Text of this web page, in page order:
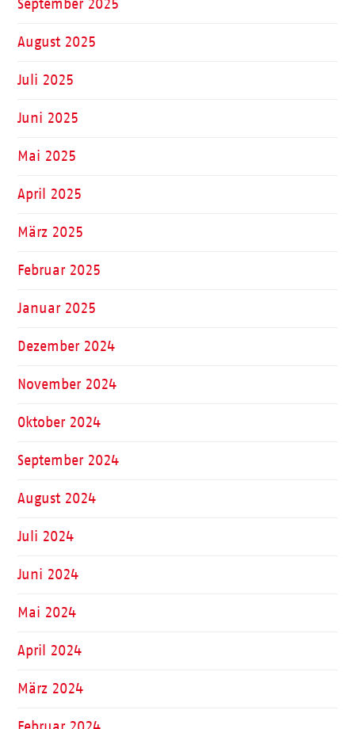
September 2025
August 2025
Juli 2025
Juni 2025
Mai 2025
April 2025
März 2025
Februar 2025
Januar 2025
Dezember 2024
November 2024
Oktober 2024
September 2024
August 2024
Juli 2024
Juni 2024
Mai 2024
April 2024
März 2024